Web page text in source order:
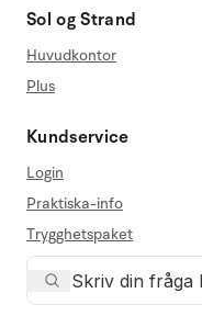
Sol og Strand
Huvudkontor
Plus
Kundservice
Login
Praktiska-info
Trygghetspaket